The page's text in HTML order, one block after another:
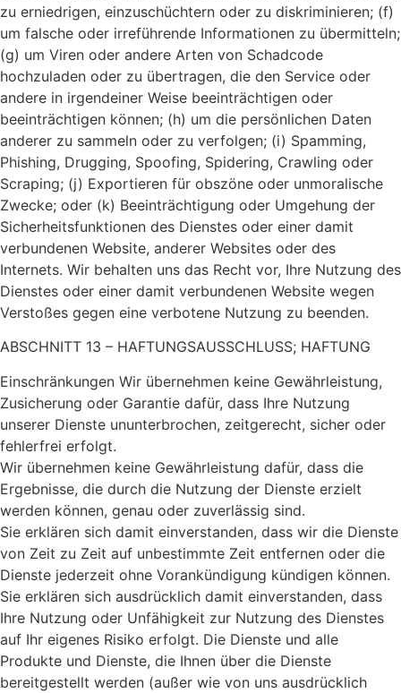
zu erniedrigen, einzuschüchtern oder zu diskriminieren; (f)
um falsche oder irreführende Informationen zu übermitteln;
(g) um Viren oder andere Arten von Schadcode
hochzuladen oder zu übertragen, die den Service oder
andere in irgendeiner Weise beeinträchtigen oder
beeinträchtigen können; (h) um die persönlichen Daten
anderer zu sammeln oder zu verfolgen; (i) Spamming,
Phishing, Drugging, Spoofing, Spidering, Crawling oder
Scraping; (j) Exportieren für obszöne oder unmoralische
Zwecke; oder (k) Beeinträchtigung oder Umgehung der
Sicherheitsfunktionen des Dienstes oder einer damit
verbundenen Website, anderer Websites oder des
Internets. Wir behalten uns das Recht vor, Ihre Nutzung des
Dienstes oder einer damit verbundenen Website wegen
Verstoßes gegen eine verbotene Nutzung zu beenden.
ABSCHNITT 13 – HAFTUNGSAUSSCHLUSS; HAFTUNG
Einschränkungen Wir übernehmen keine Gewährleistung,
Zusicherung oder Garantie dafür, dass Ihre Nutzung
unserer Dienste ununterbrochen, zeitgerecht, sicher oder
fehlerfrei erfolgt.
Wir übernehmen keine Gewährleistung dafür, dass die
Ergebnisse, die durch die Nutzung der Dienste erzielt
werden können, genau oder zuverlässig sind.
Sie erklären sich damit einverstanden, dass wir die Dienste
von Zeit zu Zeit auf unbestimmte Zeit entfernen oder die
Dienste jederzeit ohne Vorankündigung kündigen können.
Sie erklären sich ausdrücklich damit einverstanden, dass
Ihre Nutzung oder Unfähigkeit zur Nutzung des Dienstes
auf Ihr eigenes Risiko erfolgt. Die Dienste und alle
Produkte und Dienste, die Ihnen über die Dienste
bereitgestellt werden (außer wie von uns ausdrücklich